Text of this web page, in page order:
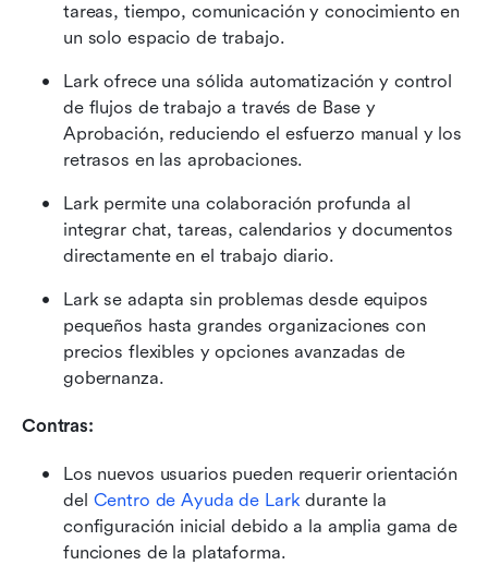
tareas, tiempo, comunicación y conocimiento en
un solo espacio de trabajo.
Lark ofrece una sólida automatización y control
de flujos de trabajo a través de Base y
Aprobación, reduciendo el esfuerzo manual y los
retrasos en las aprobaciones.
Lark permite una colaboración profunda al
integrar chat, tareas, calendarios y documentos
directamente en el trabajo diario.
Lark se adapta sin problemas desde equipos
pequeños hasta grandes organizaciones con
precios flexibles y opciones avanzadas de
gobernanza.
Contras:
Los nuevos usuarios pueden requerir orientación
del Centro de Ayuda de Lark durante la
configuración inicial debido a la amplia gama de
funciones de la plataforma.